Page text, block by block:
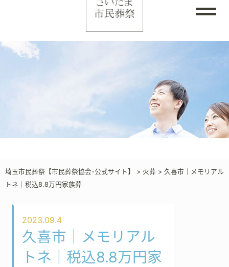
埼玉市民葬祭【市民葬祭協会-公式サイト】 > 火葬 > 久喜市｜メモリアル
トネ｜税込8.8万円家族葬
2023.09.4
久喜市｜メモリアル
トネ｜税込8.8万円家